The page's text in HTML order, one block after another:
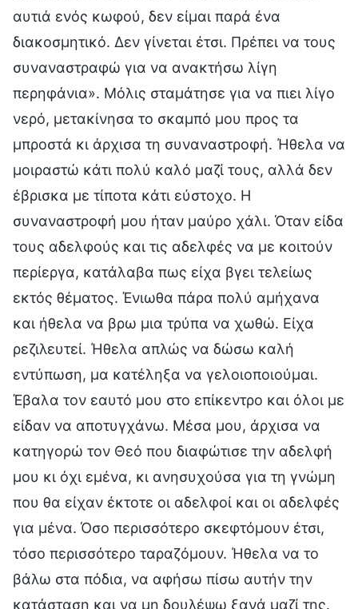
αυτιά ενός κωφού, δεν είμαι παρά ένα
διακοσμητικό. Δεν γίνεται έτσι. Πρέπει να τους
συναναστραφώ για να ανακτήσω λίγη
περηφάνια». Μόλις σταμάτησε για να πιει λίγο
νερό, μετακίνησα το σκαμπό μου προς τα
μπροστά κι άρχισα τη συναναστροφή. Ήθελα να
μοιραστώ κάτι πολύ καλό μαζί τους, αλλά δεν
έβρισκα με τίποτα κάτι εύστοχο. Η
συναναστροφή μου ήταν μαύρο χάλι. Όταν είδα
τους αδελφούς και τις αδελφές να με κοιτούν
περίεργα, κατάλαβα πως είχα βγει τελείως
εκτός θέματος. Ένιωθα πάρα πολύ αμήχανα
και ήθελα να βρω μια τρύπα να χωθώ. Είχα
ρεζιλευτεί. Ήθελα απλώς να δώσω καλή
εντύπωση, μα κατέληξα να γελοιοποιούμαι.
Έβαλα τον εαυτό μου στο επίκεντρο και όλοι με
είδαν να αποτυγχάνω. Μέσα μου, άρχισα να
κατηγορώ τον Θεό που διαφώτισε την αδελφή
μου κι όχι εμένα, κι ανησυχούσα για τη γνώμη
που θα είχαν έκτοτε οι αδελφοί και οι αδελφές
για μένα. Όσο περισσότερο σκεφτόμουν έτσι,
τόσο περισσότερο ταραζόμουν. Ήθελα να το
βάλω στα πόδια, να αφήσω πίσω αυτήν την
κατάσταση και να μη δουλέψω ξανά μαζί της.